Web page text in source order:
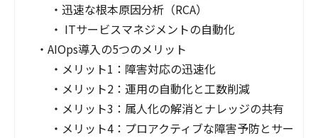
・ 迅速な根本原因分析（RCA）
・ ITサービスマネジメントの自動化
・ AIOps導入の5つのメリット
・ メリット1：障害対応の迅速化
・ メリット2：運用の自動化と工数削減
・ メリット3：属人化の解消とナレッジの共有
・ メリット4：プロアクティブな障害予防とサー